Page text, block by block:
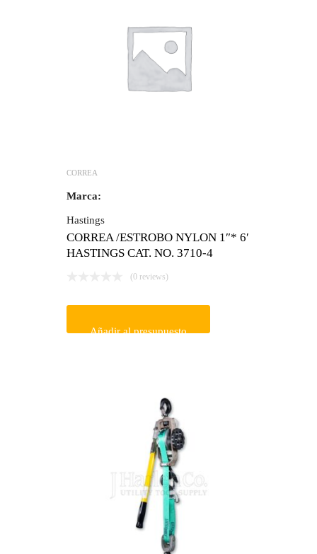
CORREA
Marca:
Hastings
CORREA /ESTROBO NYLON 1″* 6′
HASTINGS CAT. NO. 3710-4
(0 reviews)
Añadir al presupuesto